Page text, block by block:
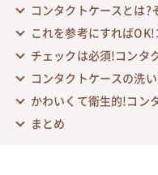
コンタクトケースとは?
これを参考にすれば
チェックは必須!コンタ
コンタクトケースの洗
かわいくて衛生的!コン
まとめ